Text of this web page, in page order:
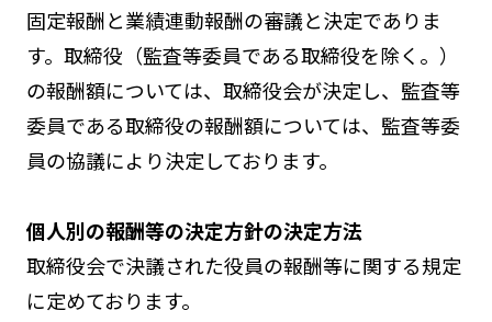
固定報酬と業績連動報酬の審議と決定でありま
す。取締役（監査等委員である取締役を除く。）
の報酬額については、取締役会が決定し、監査等
委員である取締役の報酬額については、監査等委
員の協議により決定しております。
個人別の報酬等の決定方針の決定方法
取締役会で決議された役員の報酬等に関する規定
に定めております。